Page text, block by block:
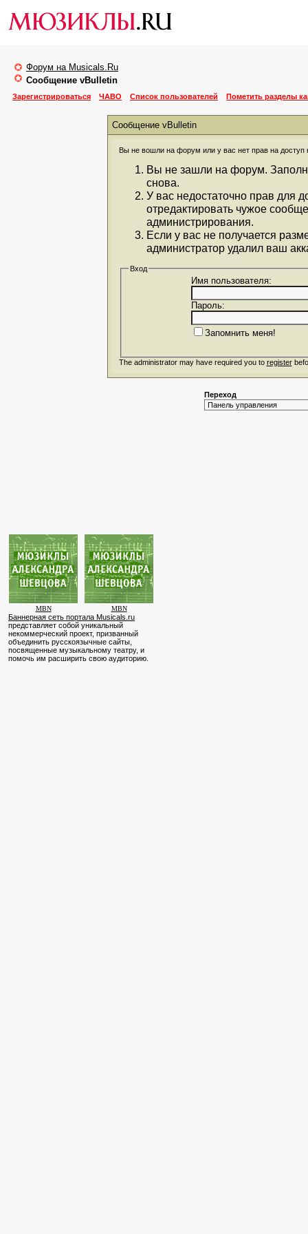
Форум на Musicals.Ru
Сообщение vBulletin
Зарегистрироваться ЧАВО Список пользователей Пометить разделы
Сообщение vBulletin
Вы не вошли на форум или у вас нет прав на доступ
Вы не зашли на форум.
снова.
У вас недостаточно прав для
отредактировать чужое
администрирования.
Если у вас не получается
администратор удалил ваш
Вход
Имя пользователя:
Пароль:
Запомнить меня!
The administrator may have required you to register
Переход
MBN MBN
Баннерная сеть портала Musicals.ru
представляет собой уникальный
некоммерческий проект, призванный
объединить русскоязычные сайты,
посвященные музыкальному театру, и
помочь им расширить свою аудиторию.